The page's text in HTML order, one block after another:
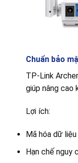
Chuẩn bảo
TP-Link
giúp nâng cao
Lợi ích:
Mã hóa dữ
Hạn chế nguy